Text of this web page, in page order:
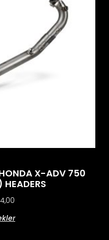
X-ADV 750